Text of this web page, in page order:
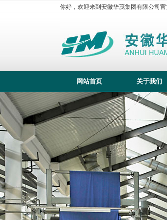
你好，欢迎来到安徽华茂集团有限公司官
网站首页 关于我们